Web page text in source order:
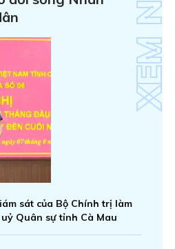
sát của Bộ Chính trị làm
Quân sự tỉnh Cà Mau